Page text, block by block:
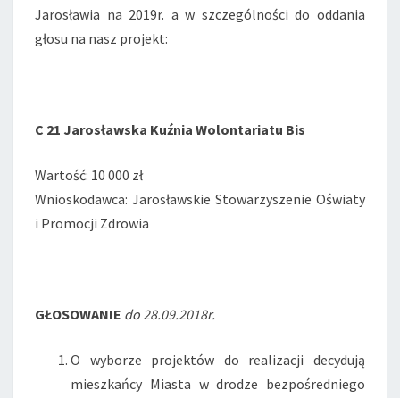
Jarosławia na 2019r. a w szczególności do oddania
głosu na nasz projekt:
C 21 Jarosławska Kuźnia Wolontariatu Bis
Wartość: 10 000 zł
Wnioskodawca: Jarosławskie Stowarzyszenie Oświaty
i Promocji Zdrowia
GŁOSOWANIE do 28.09.2018r.
O wyborze projektów do realizacji decydują
mieszkańcy Miasta w drodze bezpośredniego